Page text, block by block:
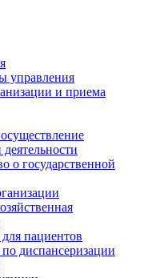
управления
и приема
о государственной
пациентов
диспансеризации